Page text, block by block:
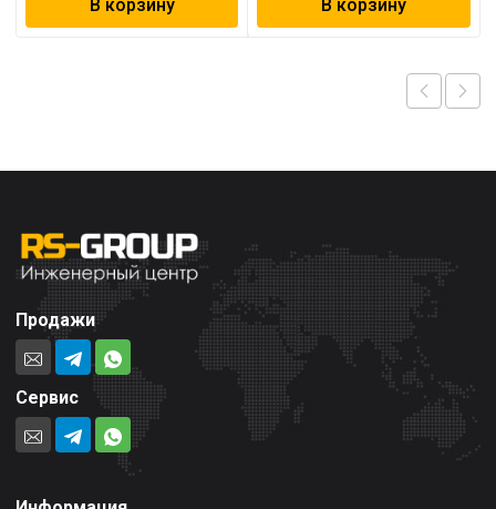
В корзину В корзину
Продажи
Сервис